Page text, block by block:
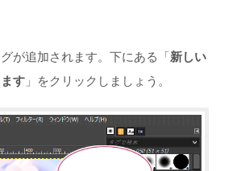
が追加されます。下にある「新しい
す 」をクリックしましょう。